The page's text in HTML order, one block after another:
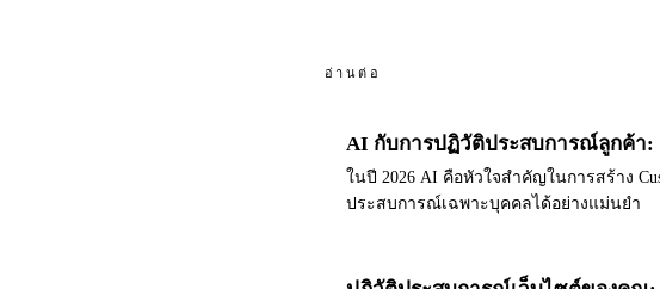
อ่านต่อ
AI กับการปฏิวัติประสบการณ์ลูกค้า:
ในปี 2026 AI คือหัวใจสำคัญในการสร้าง
ประสบการณ์เฉพาะบุคคลได้อย่างแม่นยำ